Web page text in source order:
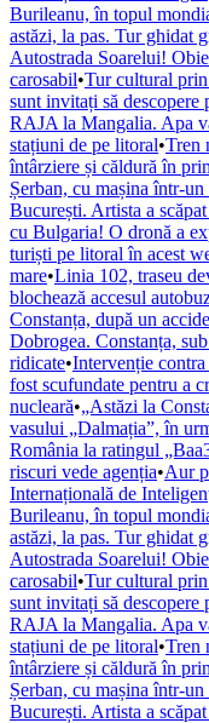
Burileanu, în topul
astăzi, la pas. Tur ghidat
Autostrada Soarelui!
carosabil•Tur cultural
sunt invitați să
RAJA la Mangalia. Apa
stațiuni de pe litoral•Tren
întârziere și căldură în
Șerban, cu mașina într-
București. Artista a
cu Bulgaria! O dronă a
turiști pe litoral în acest
mare•Linia 102, traseu
blochează accesul
Constanța, după un
Dobrogea. Constanța,
ridicate•Intervenție
fost scufundate pentru a
nucleară•„Astăzi la
vasului „Dalmația”, în
România la ratingul
riscuri vede agenția•Aur
Internațională de
Burileanu, în topul
astăzi, la pas. Tur ghidat
Autostrada Soarelui!
carosabil•Tur cultural
sunt invitați să
RAJA la Mangalia. Apa
stațiuni de pe litoral•Tren
întârziere și căldură în
Șerban, cu mașina într-
București. Artista a